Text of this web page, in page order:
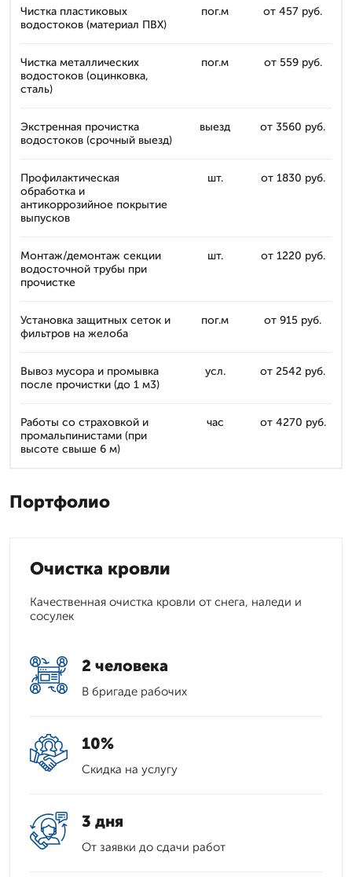
Чистка пластиковых
водостоков (материал ПВХ)
пог.м от 457 руб.
Чистка металлических
водостоков (оцинковка,
сталь)
пог.м от 559 руб.
Экстренная прочистка
водостоков (срочный выезд)
выезд от 3560 руб.
Профилактическая
обработка и
антикоррозийное покрытие
выпусков
шт. от 1830 руб.
Монтаж/демонтаж секции
водосточной трубы при
прочистке
шт. от 1220 руб.
Установка защитных сеток и
фильтров на желоба
пог.м от 915 руб.
Вывоз мусора и промывка
после прочистки (до 1 м3)
усл. от 2542 руб.
Работы со страховкой и
промальпинистами (при
высоте свыше 6 м)
час от 4270 руб.
Портфолио
Очистка кровли
Качественная очистка кровли от снега, наледи и
сосулек
2 человека
В бригаде рабочих
10%
Скидка на услугу
3 дня
От заявки до сдачи работ